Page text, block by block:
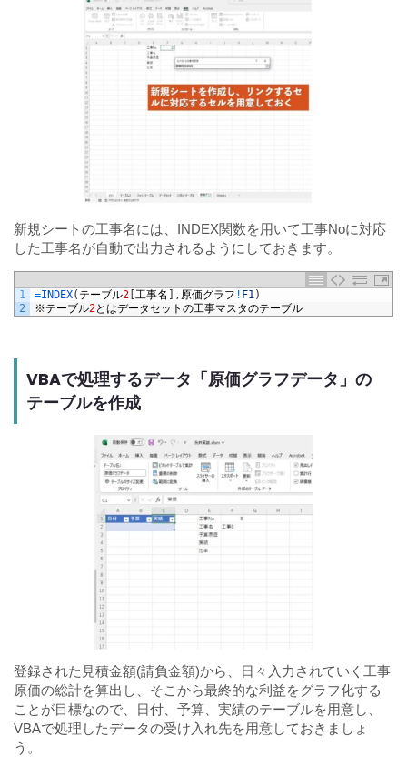
新規シートの工事名には、INDEX関数を用いて工事Noに対応
した工事名が自動で出力されるようにしておきます。
1
2
=INDEX(テーブル2[ 工事名 , 原価グラフ ! F1)
※テーブル2とはデータセットの工事マスタのテーブル
VBAで処理するデータ「原価グラフデータ」の
テーブルを作成
登録された見積金額(請負金額)から、日々入力されていく工事
原価の総計を算出し、そこから最終的な利益をグラフ化する
ことが目標なので、日付、予算、実績のテーブルを用意し、
VBAで処理したデータの受け入れ先を用意しておきましょ
う。